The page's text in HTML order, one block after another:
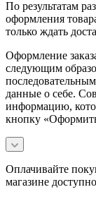
По результатам
оформления
только ждать
Оформление
следующим
данные о себе.
информацию,
кнопку
Оплачивайте
магазине